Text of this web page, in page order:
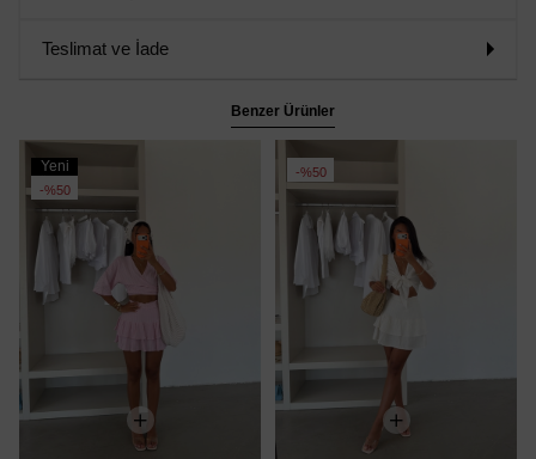
Teslimat ve İade
Benzer Ürünler
Yeni
Ürün
%50
%50